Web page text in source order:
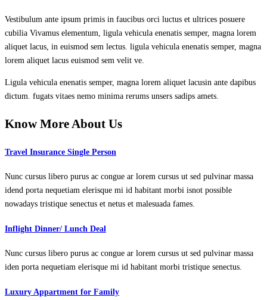
Vestibulum ante ipsum primis in faucibus orci luctus et ultrices posuere
cubilia Vivamus elementum, ligula vehicula enenatis semper, magna lorem
aliquet lacus, in euismod sem lectus. ligula vehicula enenatis semper, magna
lorem aliquet lacus euismod sem velit ve.
Ligula vehicula enenatis semper, magna lorem aliquet lacusin ante dapibus
dictum. fugats vitaes nemo minima rerums unsers sadips amets.
Know More About Us
Travel Insurance Single Person
Nunc cursus libero purus ac congue ar lorem cursus ut sed pulvinar massa
idend porta nequetiam elerisque mi id habitant morbi isnot possible
nowadays tristique senectus et netus et malesuada fames.
Inflight Dinner/ Lunch Deal
Nunc cursus libero purus ac congue ar lorem cursus ut sed pulvinar massa
iden porta nequetiam elerisque mi id habitant morbi tristique senectus.
Luxury Appartment for Family